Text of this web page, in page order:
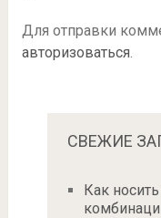
Для отправки
авторизоваться
СВЕЖИЕ
Как